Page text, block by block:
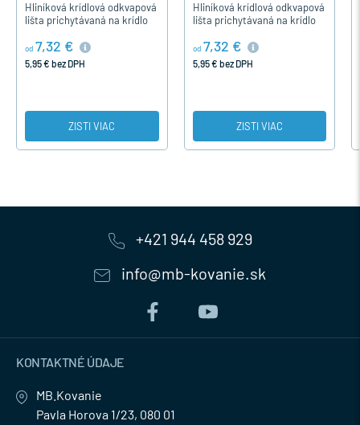
Hliníková krídlová odkvapová
lišta prichytávaná na krídlo
od 7,32 €
5,95 € bez DPH
ZISTI VIAC
Hliníková krídlová odkvapová
lišta prichytávaná na krídlo
od 7,32 €
5,95 € bez DPH
ZISTI VIAC
+421 944 458 929
info@mb-kovanie.sk
KONTAKTNÉ ÚDAJE
MB.Kovanie
Pavla Horova 1/23, 080 01